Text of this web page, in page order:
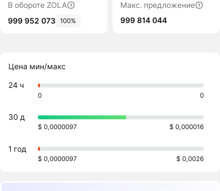
В обороте ZOLA
999 952 073 100%
Макс. предложение
999 814 044
Цена мин/макс
24 ч
0 0
30 д
$ 0,0000097 $ 0,000016
1 год
$ 0,0000097 $ 0,0026